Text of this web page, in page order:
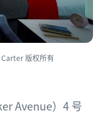
版权所有
Avenue）4 号